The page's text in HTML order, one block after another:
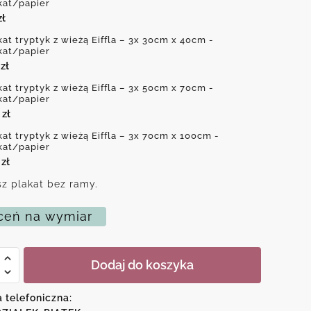
papier
tryptyk z wieżą Eiffla – 3x 30cm x 40cm -
papier
zł
tryptyk z wieżą Eiffla – 3x 50cm x 70cm -
papier
zł
tryptyk z wieżą Eiffla – 3x 70cm x 100cm -
papier
zł
plakat bez ramy.
na wymiar
Dodaj do koszyka
telefoniczna: